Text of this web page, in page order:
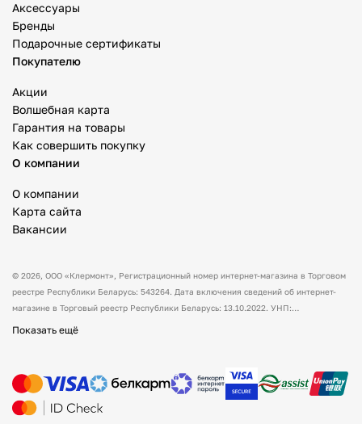
Аксессуары
Бренды
Подарочные сертификаты
Покупателю
Акции
Волшебная карта
Гарантия на товары
Как совершить покупку
О компании
О компании
Карта сайта
Вакансии
© 2026, ООО «Клермонт» , Регистрационный номер интернет-магазина в Торговом
реестре Республики Беларусь: 543264. Дата включения сведений об интернет-
магазине в Торговый реестр Республики Беларусь: 13.10.2022. УНП:
Товары можно оплатить наличным и/или безналичным способом при получении
товара. Способы доставки товара: самовывоз. По всем вопросам просим вас
обращаться на электронную почту support@mysport.by или по телефону +375 (29)
Показать ещё